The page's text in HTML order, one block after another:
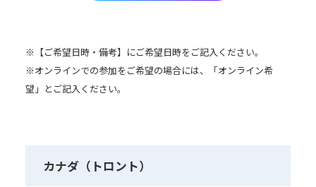
※【ご希望日時・備考】にご希望日時をご記入ください。
※オンラインでの参加をご希望の場合には、「オンライン希
望」とご記入ください。
カナダ（トロント）